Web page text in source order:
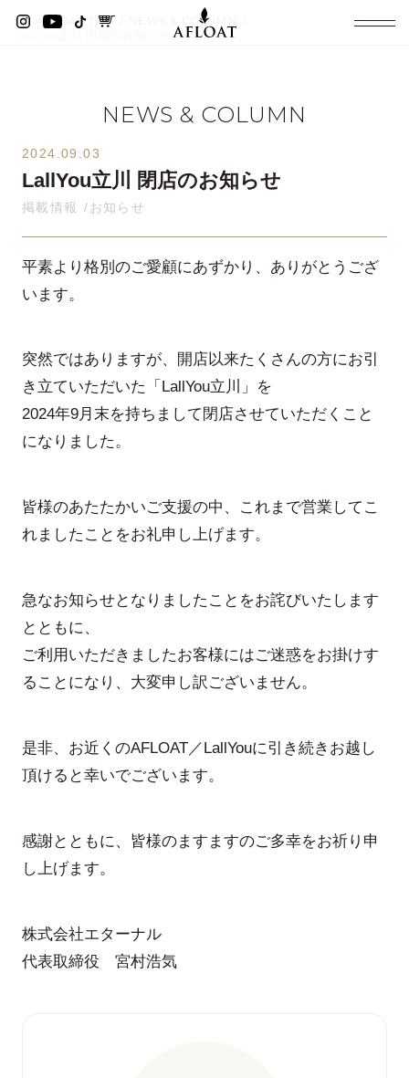
AFLOAT TOP
NEWS & COLUMN
NEWS & COLUMN
2024.09.03
LallYou立川 閉店のお知らせ
掲載情報 お知らせ
平素より格別のご愛顧にあずかり、ありがとうござ
います。
突然ではありますが、開店以来たくさんの方にお引
き立ていただいた「LallYou立川」を
2024年9月末を持ちまして閉店させていただくこと
になりました。
皆様のあたたかいご支援の中、これまで営業してこ
れましたことをお礼申し上げます。
急なお知らせとなりましたことをお詫びいたします
とともに、
ご利用いただきましたお客様にはご迷惑をお掛けす
ることになり、大変申し訳ございません。
是非、お近くのAFLOAT／LallYouに引き続きお越し
頂けると幸いでございます。
感謝とともに、皆様のますますのご多幸をお祈り申
し上げます。
株式会社エターナル
代表取締役 宮村浩気